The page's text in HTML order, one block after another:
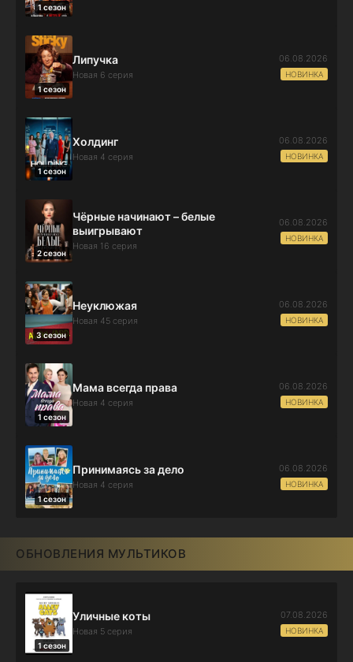
1 сезон
1 сезон
Липучка
Новая 6 серия
06.08.2026
НОВИНКА
1 сезон
Холдинг
Новая 4 серия
06.08.2026
НОВИНКА
2 сезон
Чёрные начинают – белые
выигрывают
Новая 16 серия
06.08.2026
НОВИНКА
3 сезон
Неуклюжая
Новая 45 серия
06.08.2026
НОВИНКА
1 сезон
Мама всегда права
Новая 4 серия
06.08.2026
НОВИНКА
1 сезон
Принимаясь за дело
Новая 4 серия
06.08.2026
НОВИНКА
ОБНОВЛЕНИЯ МУЛЬТИКОВ
1 сезон
Уличные коты
Новая 5 серия
07.08.2026
НОВИНКА